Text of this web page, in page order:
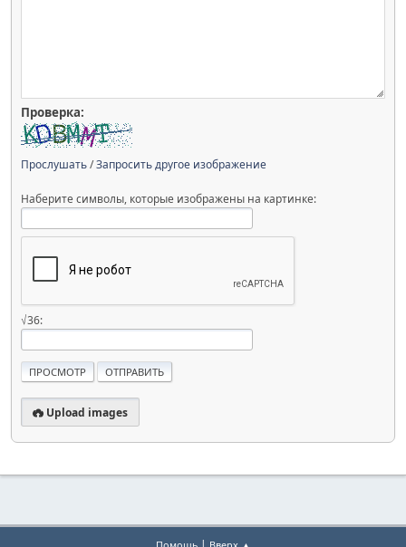
Проверка:
Прослушать/Запросить другое изображение
Наберите символы, которые изображены на картинке:
√36:
Upload images